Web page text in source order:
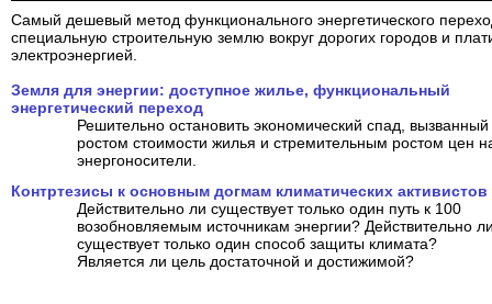
Самый дешевый метод функционального энергетического
специальную строительную землю вокруг дорогих городов и
электроэнергией.
Земля для энергии: доступное жилье, функциональный
энергетический переход
Решительно остановить экономический спад, вызванный
ростом стоимости жилья и стремительным ростом цен
энергоносители.
Контртезисы к основным догмам климатических активистов
Действительно ли существует только один путь к 100
возобновляемым источникам энергии? Действительно
существует только один способ защиты климата?
Является ли цель достаточной и достижимой?